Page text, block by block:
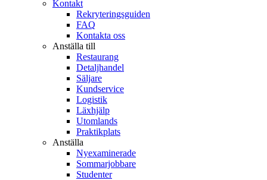
Kontakt
Rekryteringsguiden
FAQ
Kontakta oss
Anställa till
Restaurang
Detaljhandel
Säljare
Kundservice
Logistik
Läxhjälp
Utomlands
Praktikplats
Anställa
Nyexaminerade
Sommarjobbare
Studenter